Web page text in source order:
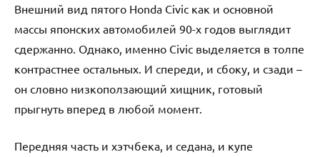
Внешний вид пятого Honda Civic как и основной
массы японских автомобилей 90-х годов выглядит
сдержанно. Однако, именно Civic выделяется в толпе
контрастнее остальных. И спереди, и сбоку, и сзади –
он словно низкоползающий хищник, готовый
прыгнуть вперед в любой момент.
Передняя часть и хэтчбека, и седана, и купе